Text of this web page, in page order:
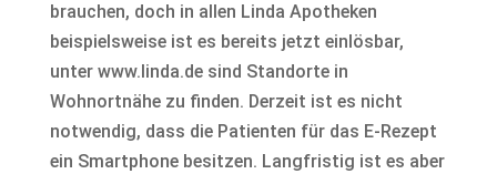
brauchen, doch in allen Linda Apotheken
beispielsweise ist es bereits jetzt einlösbar,
unter www.linda.de sind Standorte in
Wohnortnähe zu finden. Derzeit ist es nicht
notwendig, dass die Patienten für das E-Rezept
ein Smartphone besitzen. Langfristig ist es aber